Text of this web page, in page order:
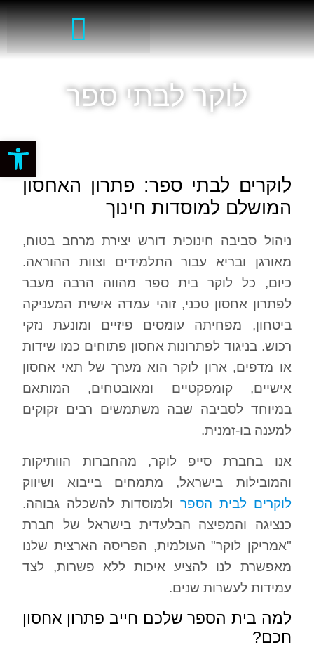
לוקר לבתי ספר
לוקרים לבתי ספר: פתרון האחסון
המושלם למוסדות חינוך
ניהול סביבה חינוכית דורש יצירת מרחב בטוח,
מאורגן ובריא עבור התלמידים וצוות ההוראה.
כיום, כל לוקר בית ספר מהווה הרבה מעבר
לפתרון אחסון טכני, זוהי עמדה אישית המעניקה
ביטחון, מפחיתה עומסים פיזיים ומונעת נזקי
רכוש. בניגוד לפתרונות אחסון פתוחים כמו שידות
או מדפים, ארון לוקר הוא מערך של תאי אחסון
אישיים, קומפקטיים ומאובטחים, המותאם
במיוחד לסביבה שבה משתמשים רבים זקוקים
למענה בו-זמנית.
אנו בחברת סייפ לוקר, מהחברות הוותיקות
והמובילות בישראל, מתמחים בייבוא ושיווק
לוקרים לבית הספר ולמוסדות להשכלה גבוהה.
כנציגה והמפיצה הבלעדית בישראל של חברת
"אמריקן לוקר" העולמית, הפריסה הארצית שלנו
מאפשרת לנו להציע איכות ללא פשרות, לצד
עמידות לעשרות שנים.
למה בית הספר שלכם חייב פתרון אחסון
חכם?
פתח